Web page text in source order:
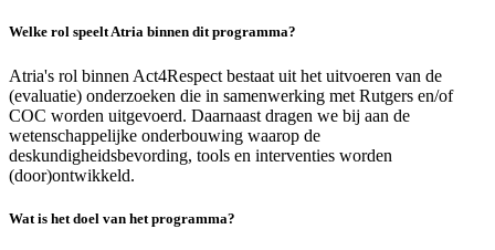
Welke rol speelt Atria binnen dit programma?
Atria's rol binnen Act4Respect bestaat uit het uitvoeren van de
(evaluatie) onderzoeken die in samenwerking met Rutgers en/of
COC worden uitgevoerd. Daarnaast dragen we bij aan de
wetenschappelijke onderbouwing waarop de
deskundigheidsbevording, tools en interventies worden
(door)ontwikkeld.
Wat is het doel van het programma?